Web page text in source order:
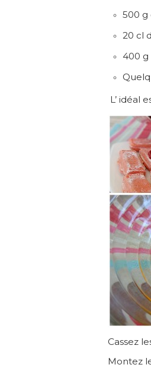
500 g
20 cl
400 g
L’ idéal
Cassez
Montez